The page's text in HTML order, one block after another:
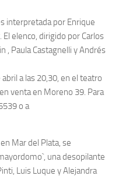
interpretada por Enrique
elenco, dirigido por Carlos
, Paula Castagnelli y Andrés
a las 20,30, en el teatro
venta en Moreno 39. Para
o a
Mar del Plata, se
una desopilante
Luis Luque y Alejandra